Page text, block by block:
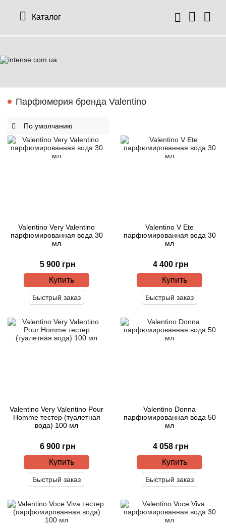
Каталог
Парфюмерия бренда Valentino
Valentino Very Valentino
парфюмированная вода 30
мл
5 900 грн
Купить
Быстрый заказ
Valentino V Ete
парфюмированная вода 30
мл
4 400 грн
Купить
Быстрый заказ
Valentino Very Valentino Pour
Homme тестер (туалетная
вода) 100 мл
6 900 грн
Купить
Быстрый заказ
Valentino Donna
парфюмированная вода 50
мл
4 058 грн
Купить
Быстрый заказ